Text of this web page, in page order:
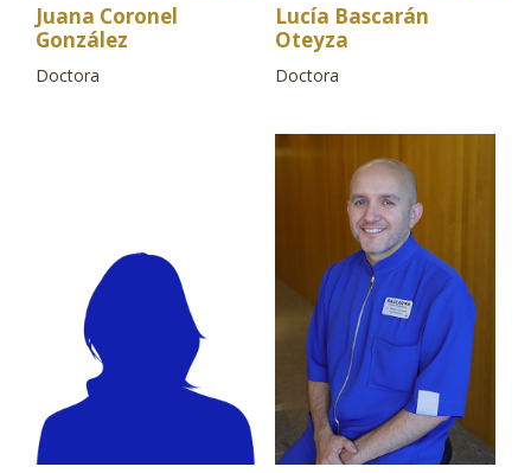
Juana Coronel
González
Doctora
Lucía Bascarán
Oteyza
Doctora